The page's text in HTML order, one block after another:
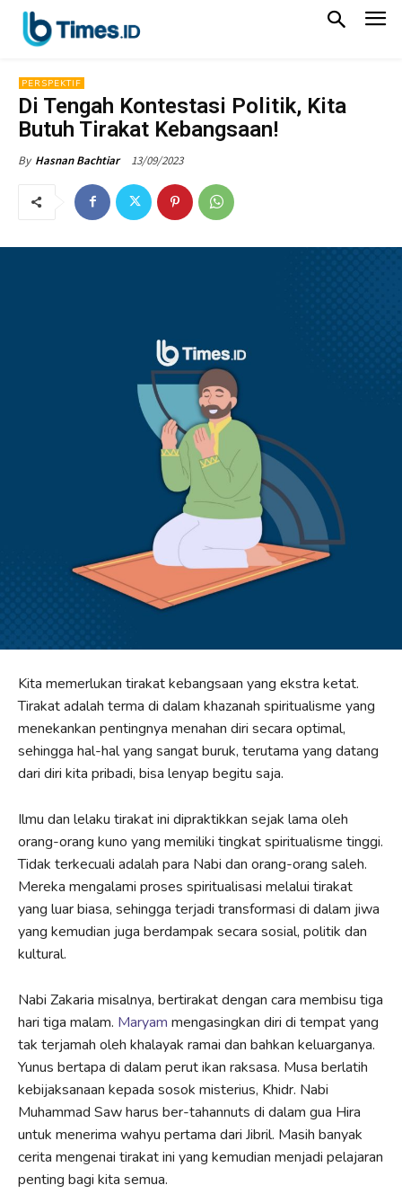
PERSPEKTIF
Di Tengah Kontestasi Politik, Kita
Butuh Tirakat Kebangsaan!
By Hasnan Bachtiar 13/09/2023
Kita memerlukan tirakat kebangsaan yang ekstra ketat.
Tirakat adalah terma di dalam khazanah spiritualisme yang
menekankan pentingnya menahan diri secara optimal,
sehingga hal-hal yang sangat buruk, terutama yang datang
dari diri kita pribadi, bisa lenyap begitu saja.
Ilmu dan lelaku tirakat ini dipraktikkan sejak lama oleh
orang-orang kuno yang memiliki tingkat spiritualisme tinggi.
Tidak terkecuali adalah para Nabi dan orang-orang saleh.
Mereka mengalami proses spiritualisasi melalui tirakat
yang luar biasa, sehingga terjadi transformasi di dalam jiwa
yang kemudian juga berdampak secara sosial, politik dan
kultural.
Nabi Zakaria misalnya, bertirakat dengan cara membisu tiga
hari tiga malam. Maryam mengasingkan diri di tempat yang
tak terjamah oleh khalayak ramai dan bahkan keluarganya.
Yunus bertapa di dalam perut ikan raksasa. Musa berlatih
kebijaksanaan kepada sosok misterius, Khidr. Nabi
Muhammad Saw harus ber-tahannuts di dalam gua Hira
untuk menerima wahyu pertama dari Jibril. Masih banyak
cerita mengenai tirakat ini yang kemudian menjadi pelajaran
penting bagi kita semua.